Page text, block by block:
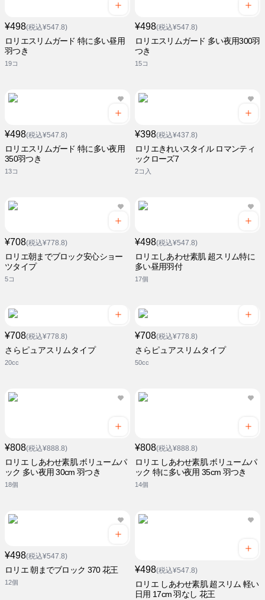
¥498(税込¥547.8)
ロリエスリムガード 特に多い昼用
羽つき
19コ
¥498(税込¥547.8)
ロリエスリムガード 多い夜用300羽
つき
15コ
¥498(税込¥547.8)
ロリエスリムガード 特に多い夜用
350羽つき
13コ
¥398(税込¥437.8)
ロリエきれいスタイル ロマンティ
ックローズ7
2コ入
¥708(税込¥778.8)
ロリエ朝までブロック安心ショー
ツタイプ
5コ
¥498(税込¥547.8)
ロリエしあわせ素肌 超スリム特に
多い昼用羽付
17個
¥708(税込¥778.8)
さらピュアスリムタイプ
20cc
¥708(税込¥778.8)
さらピュアスリムタイプ
50cc
¥808(税込¥888.8)
ロリエ しあわせ素肌 ボリュームパ
ック 多い夜用 30cm 羽つき
18個
¥808(税込¥888.8)
ロリエ しあわせ素肌 ボリュームパ
ック 特に多い夜用 35cm 羽つき
14個
¥498(税込¥547.8)
ロリエ 朝までブロック 370 花王
12個
¥498(税込¥547.8)
ロリエ しあわせ素肌 超スリム 軽い
日用 17cm 羽なし 花王